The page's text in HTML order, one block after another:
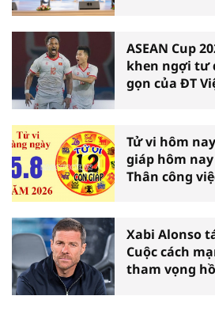
ASEAN Cup
khen ngợi tư
gọn của ĐT
Tử vi hôm
giáp hôm
Thân công
Xabi Alonso
Cuộc cách
tham vọng